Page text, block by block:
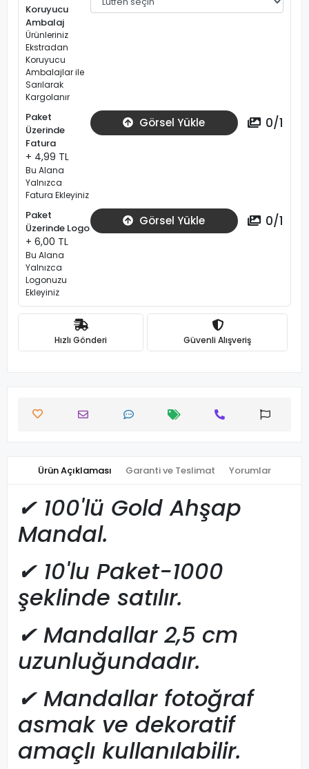
Koruyucu
Ambalaj
Ürünleriniz
Ekstradan
Koruyucu
Ambalajlar ile
Sarılarak
Kargolanır
Paket
Üzerinde
Fatura
+ 4,99 TL
Bu Alana
Yalnızca
Fatura Ekleyiniz
Görsel Yükle 0/1
Paket
Üzerinde Logo
+ 6,00 TL
Bu Alana
Yalnızca
Logonuzu
Ekleyiniz
Görsel Yükle 0/1
Hızlı Gönderi Güvenli Alışveriş
Ürün Açıklaması Garanti ve Teslimat Yorumlar
✔100'lü Gold Ahşap
Mandal.
✔10'lu Paket-1000
şeklinde satılır.
✔ Mandallar 2,5 cm
uzunluğundadır.
✔ Mandallar fotoğraf
asmak ve dekoratif
amaçlı kullanılabilir.